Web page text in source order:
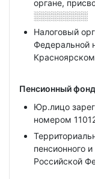
органе,
░░░░░░░░░
Налоговый
Федеральной
Пенсионный
Юр.лицо
номером
пенсионного
Российской